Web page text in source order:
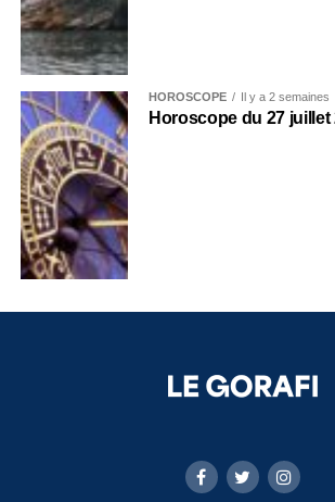
HOROSCOPE Il y a 2 semaines
Horoscope du 27 juillet